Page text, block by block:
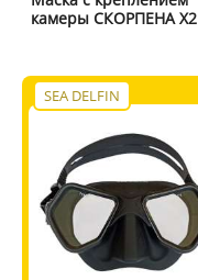
камеры СКОРПЕНА X2
SEA DELFIN